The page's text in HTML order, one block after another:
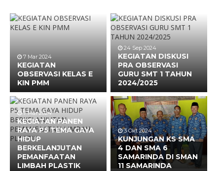
7 Mar 2024
KEGIATAN
OBSERVASI KELAS E
KIN PMM
24 Sep 2024
KEGIATAN DISKUSI
PRA OBSERVASI
GURU SMT 1 TAHUN
2024/2025
7 Mar 2024
KEGIATAN PANEN
RAYA P5 TEMA GAYA
HIDUP
BERKELANJUTAN
PEMANFAATAN
LIMBAH PLASTIK
3 Okt 2024
KUNJUNGAN KS SMA
4 DAN SMA 6
SAMARINDA DI SMAN
11 SAMARINDA